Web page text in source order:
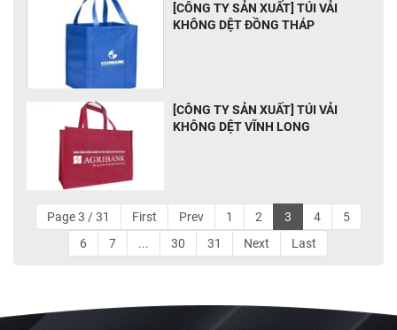
[CÔNG TY SẢN XUẤT] TÚI VẢI
KHÔNG DỆT ĐỒNG THÁP
[CÔNG TY SẢN XUẤT] TÚI VẢI
KHÔNG DỆT VĨNH LONG
Page 3 / 31 First Prev 1 2 3 4
5
6
7 ... 30 31 Next Last